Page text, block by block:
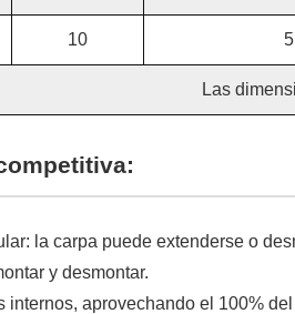
10 5
Las
la carpa puede extenderse o
y desmontar.
internos, aprovechando el 100%